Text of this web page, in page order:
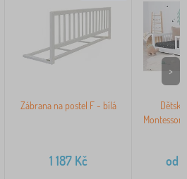
Zábrana na postel F - bílá
1 187 Kč od
>